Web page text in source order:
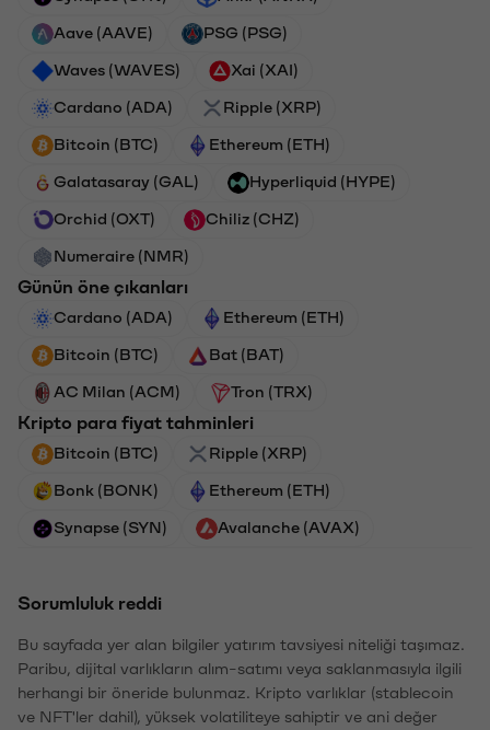
Aave (AAVE) PSG (PSG)
Waves (WAVES) Xai (XAI)
Cardano (ADA) Ripple (XRP)
Bitcoin (BTC) Ethereum (ETH)
Galatasaray (GAL) Hyperliquid (HYPE)
Orchid (OXT) Chiliz (CHZ)
Numeraire (NMR)
Günün öne çıkanları
Cardano (ADA) Ethereum (ETH)
Bitcoin (BTC) Bat (BAT)
AC Milan (ACM) Tron (TRX)
Kripto para fiyat tahminleri
Bitcoin (BTC) Ripple (XRP)
Bonk (BONK) Ethereum (ETH)
Synapse (SYN) Avalanche (AVAX)
Sorumluluk reddi
Bu sayfada yer alan bilgiler yatırım tavsiyesi niteliği taşımaz.
Paribu, dijital varlıkların alım-satımı veya saklanmasıyla ilgili
herhangi bir öneride bulunmaz. Kripto varlıklar (stablecoin
ve NFT'ler dahil), yüksek volatiliteye sahiptir ve ani değer